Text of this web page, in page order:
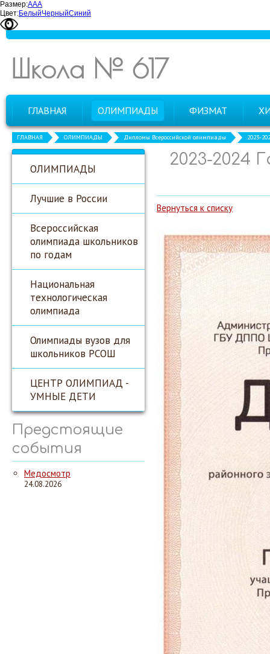
Размер:ААА
Цвет:БелыйЧерныйСиний
Школа № 617
ГЛАВНАЯ ОЛИМПИАДЫ ФИЗМАТ
ГЛАВНАЯ ОЛИМПИАДЫ Дипломы Всероссийской олимпиады 2023-
ОЛИМПИАДЫ
Лучшие в России
Всероссийская
олимпиада школьников
по годам
Национальная
технологическая
олимпиада
Олимпиады вузов для
школьников РСОШ
ЦЕНТР ОЛИМПИАД -
УМНЫЕ ДЕТИ
Предстоящие
события
Медосмотр
24.08.2026
2023-2024
Вернуться к списку